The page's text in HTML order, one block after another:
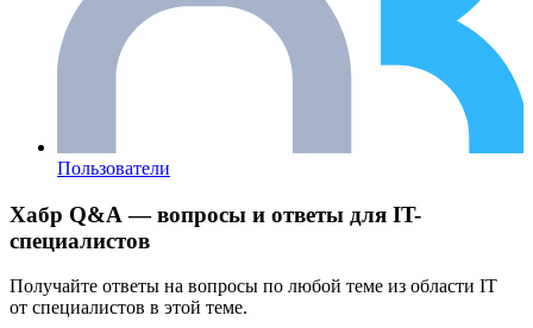
Пользователи
Хабр Q&A — вопросы и ответы для IT-
специалистов
Получайте ответы на вопросы по любой теме из области IT
от специалистов в этой теме.